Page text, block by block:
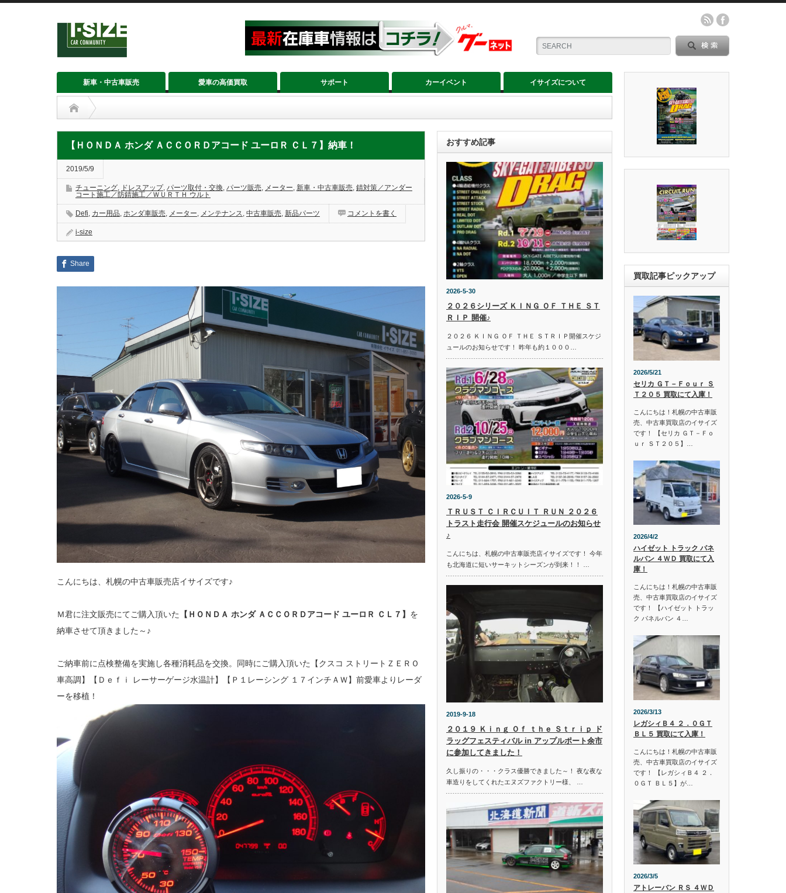
新車・中古車販売 愛車の高価買取 サポート カーイベント イサイズについて
チューニング,ドレスアップ,パーツ取付・交換,パーツ販売,メーター,新車・中古車販売,錆対策／アンダーコート施工／防錆施工／ＷＵＲＴＨ ウルト
【ＨＯＮＤＡ ホンダ ＡＣＣＯＲＤアコード ユーロＲ ＣＬ７】納車！
2019/5/9
チューニング, ドレスアップ, パーツ取付・交換, パーツ販売, メーター, 新車・中古車販売, 錆対策／アンダー
コート施工／防錆施工／ＷＵＲＴＨ ウルト
Defi, カー用品, ホンダ車販売, メーター, メンテナンス, 中古車販売, 新品パーツ コメントを書く
i-size
Share
こんにちは、札幌の中古車販売店イサイズです♪
Ｍ君に注文販売にてご購入頂いた 【ＨＯＮＤＡ ホンダ ＡＣＣＯＲＤアコード ユーロＲ ＣＬ７】 を
納車させて頂きました～♪
ご納車前に点検整備を実施し各種消耗品を交換。同時にご購入頂いた【クスコ ストリートＺＥＲＯ
車高調】【Ｄｅｆｉ レーサーゲージ水温計】【Ｐ１レーシング １７インチＡＷ】前愛車よりレーダ
ーを移植！
おすすめ記事
2026-5-30
２０２６シリーズ ＫＩＮＧ ＯＦ ＴＨＥ ＳＴ
ＲＩＰ 開催♪
２０２６ ＫＩＮＧ ＯＦ ＴＨＥ ＳＴＲＩＰ開催スケジ
ュールのお知らせです！ 昨年も約１０００…
2026-5-9
ＴＲＵＳＴ ＣＩＲＣＵＩＴ ＲＵＮ ２０２６
トラスト走行会 開催スケジュールのお知らせ
♪
こんにちは、札幌の中古車販売店イサイズです！ 今年
も北海道に短いサーキットシーズンが到来！！ …
2019-9-18
２０１９ Ｋｉｎｇ Ｏｆ ｔｈｅ Ｓｔｒｉｐ ド
ラッグフェスティバル in アップルポート余市
に参加してきました！
久し振りの・・・クラス優勝できました～！ 夜な夜な
車造りをしてくれたエヌズファクトリー様、 …
買取記事ピックアップ
2026/5/21
セリカ ＧＴ－Ｆｏｕｒ Ｓ
Ｔ２０５ 買取にて入庫！
こんにちは！札幌の中古車販
売、中古車買取店のイサイズ
です！ 【セリカ ＧＴ－Ｆｏ
ｕｒ ＳＴ２０５】…
2026/4/2
ハイゼット トラック パネ
ルバン ４ＷＤ 買取にて入
庫！
こんにちは！札幌の中古車販
売、中古車買取店のイサイズ
です！ 【ハイゼット トラッ
ク パネルバン ４…
2026/3/13
レガシィＢ４ ２．０ＧＴ
ＢＬ５ 買取にて入庫！
こんにちは！札幌の中古車販
売、中古車買取店のイサイズ
です！ 【レガシィＢ４ ２．
０ＧＴ ＢＬ５】が…
2026/3/5
アトレーバン ＲＳ ４ＷＤ